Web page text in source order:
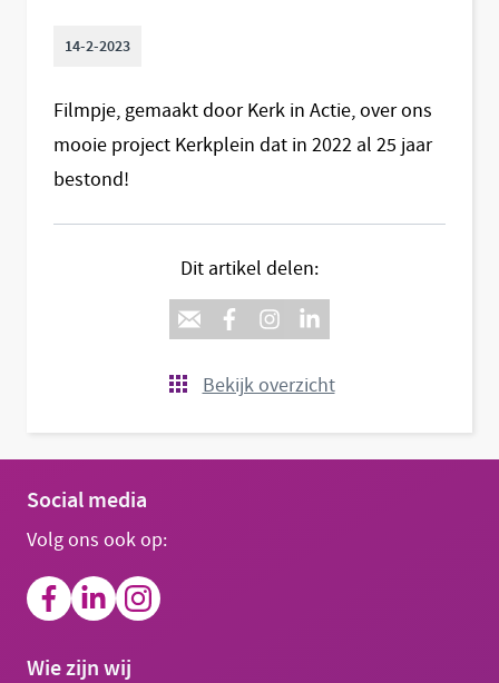
14-2-2023
Filmpje, gemaakt door Kerk in Actie, over ons
mooie project Kerkplein dat in 2022 al 25 jaar
bestond!
Dit artikel delen:
Bekijk overzicht
Social media
Volg ons ook op:
Wie zijn wij